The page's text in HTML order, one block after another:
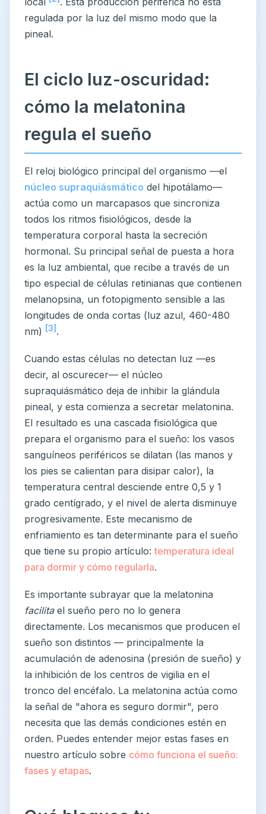
regulada por la luz del mismo modo que la
pineal.
El ciclo luz-oscuridad:
cómo la melatonina
regula el sueño
El reloj biológico principal del organismo —el
núcleo supraquiásmático del hipotálamo—
actúa como un marcapasos que sincroniza
todos los ritmos fisiológicos, desde la
temperatura corporal hasta la secreción
hormonal. Su principal señal de puesta a hora
es la luz ambiental, que recibe a través de un
tipo especial de células retinianas que contienen
melanopsina, un fotopigmento sensible a las
longitudes de onda cortas (luz azul, 460-480
nm) [3] .
Cuando estas células no detectan luz —es
decir, al oscurecer— el núcleo
supraquiásmático deja de inhibir la glándula
pineal, y esta comienza a secretar melatonina.
El resultado es una cascada fisiológica que
prepara el organismo para el sueño: los vasos
sanguíneos periféricos se dilatan (las manos y
los pies se calientan para disipar calor), la
temperatura central desciende entre 0,5 y 1
grado centígrado, y el nivel de alerta disminuye
progresivamente. Este mecanismo de
enfriamiento es tan determinante para el sueño
que tiene su propio artículo:temperatura ideal
para dormir y cómo regularla.
Es importante subrayar que la melatonina
facilitael sueño pero no lo genera
directamente. Los mecanismos que producen el
sueño son distintos — principalmente la
acumulación de adenosina (presión de sueño) y
la inhibición de los centros de vigilia en el
tronco del encéfalo. La melatonina actúa como
la señal de "ahora es seguro dormir", pero
necesita que las demás condiciones estén en
orden. Puedes entender mejor estas fases en
nuestro artículo sobre cómo funciona el sueño:
fases y etapas.